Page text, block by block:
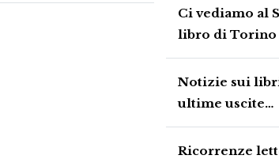
Ci vediamo al
libro di Torino
Notizie sui
ultime uscite…
Ricorrenze